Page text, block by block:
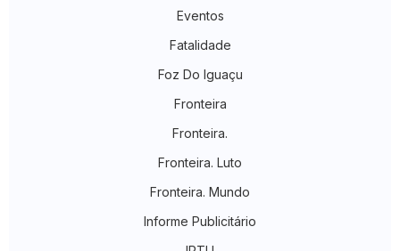
Eventos
Fatalidade
Foz Do Iguaçu
Fronteira
Fronteira.
Fronteira. Luto
Fronteira. Mundo
Informe Publicitário